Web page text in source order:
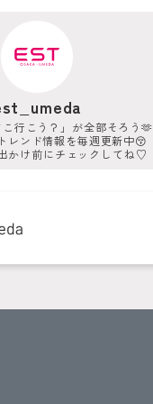
こ行こう？」が全部そろう🫶
レンド情報を毎週更新中😚
かけ前にチェックしてね♡